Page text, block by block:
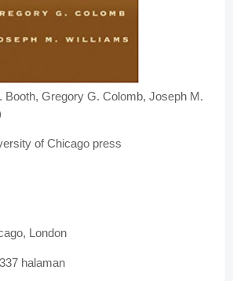
Booth, Gregory G. Colomb, Joseph M.
of Chicago press
London
halaman